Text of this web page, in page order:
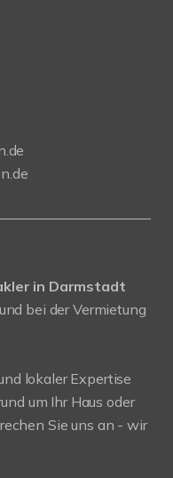
in Darmstadt
bei der Vermietung
lokaler Expertise
um Ihr Haus oder
Sie uns an - wir